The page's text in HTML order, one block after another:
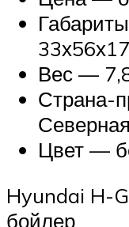
Вес —
Страна-
Цвет —
Hyundai H-
бойлер